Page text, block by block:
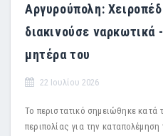
Αργυρούπολη:
διακινούσε ναρκωτικά
μητέρα του
22 Ιουλίου 2026
Το περιστατικό σημειώθηκε κατά
περιπολίας για την